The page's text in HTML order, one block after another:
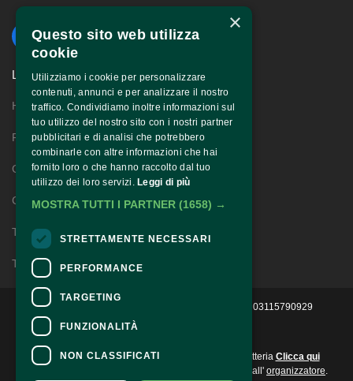
LINKS
Home
Festival Story
Gospel Story
Contatti
Territorio
Trasparenza
2022 © Ass. Culturale Progetto Evoluzione - P.IVA 03115790929
Per informazioni e supporto all'acquisto della biglietteria Clicca qui
Per informazioni sul programma e l'evento, rivolgersi all' organizzatore.
×
Questo sito web utilizza
cookie
Utilizziamo i cookie per personalizzare
contenuti, annunci e per analizzare il nostro
traffico. Condividiamo inoltre informazioni sul
tuo utilizzo del nostro sito con i nostri partner
pubblicitari e di analisi che potrebbero
combinarle con altre informazioni che hai
fornito loro o che hanno raccolto dal tuo
utilizzo dei loro servizi. Leggi di più
MOSTRA TUTTI I PARTNER (1658) →
STRETTAMENTE NECESSARI
PERFORMANCE
TARGETING
FUNZIONALITÀ
NON CLASSIFICATI